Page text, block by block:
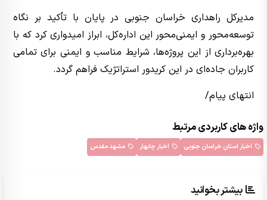
مدیرکل راهداری خراسان جنوبی در پایان با تأکید بر نگاه
توسعه‌محور و ایمنی‌محور این اداره‌کل، ابراز امیدواری کرد که با
بهره‌برداری از این پروژه‌ها، شرایط مناسب و ایمنی برای تمامی
کاربران جاده‌ای در این کریدور استراتژیک فراهم گردد.
انتهای پیام/
واژه های کاربردی مرتبط
اخبار استان خراسان جنوبی اخبار چابهار مشهد مقدس
بیشتر بخوانید